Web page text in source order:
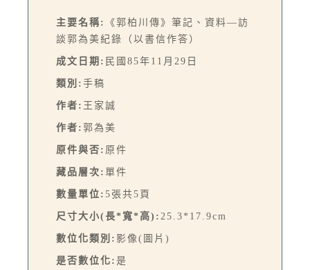
主要名稱:
《郭柏川傳》筆記、資料—訪
談郭為美紀錄（以書信作答）
成文日期: 民國85年11月29日
類別: 手稿
作者: 王家誠
作者: 郭為美
原件與否: 原件
藏品層次: 單件
數量單位: 5張共5頁
尺寸大小(長*寬*高): 25.3*17.9cm
數位化類別: 影像(圖片)
是否數位化: 是